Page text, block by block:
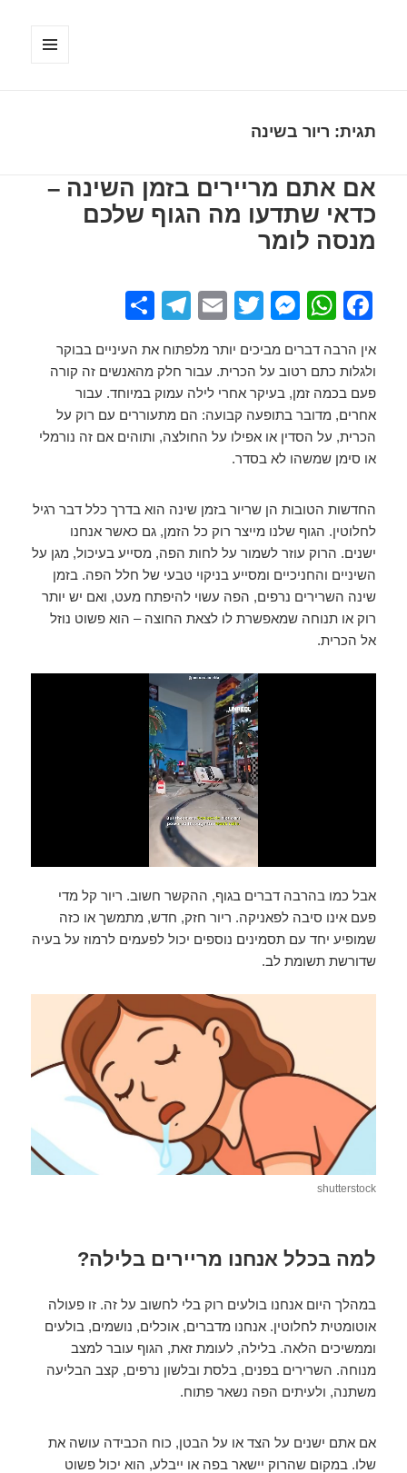
תגית: ריור בשינה
אם אתם מריירים בזמן השינה –
כדאי שתדעו מה הגוף שלכם
מנסה לומר
F
c
e
b
o
k
W
at
s
A
p
M
ss
e
n
g
T
tt
er
E
ail
T
e
gr
a
m
ar
e
אין הרבה דברים מביכים יותר מלפתוח את העיניים בבוקר
ולגלות כתם רטוב על הכרית. עבור חלק מהאנשים זה קורה
פעם בכמה זמן, בעיקר אחרי לילה עמוק במיוחד. עבור
אחרים, מדובר בתופעה קבועה: הם מתעוררים עם רוק על
הכרית, על הסדין או אפילו על החולצה, ותוהים אם זה נורמלי
או סימן שמשהו לא בסדר.
החדשות הטובות הן שריור בזמן שינה הוא בדרך כלל דבר רגיל
לחלוטין. הגוף שלנו מייצר רוק כל הזמן, גם כאשר אנחנו
ישנים. הרוק עוזר לשמור על לחות הפה, מסייע בעיכול, מגן על
השיניים והחניכיים ומסייע בניקוי טבעי של חלל הפה. בזמן
שינה השרירים נרפים, הפה עשוי להיפתח מעט, ואם יש יותר
רוק או תנוחה שמאפשרת לו לצאת החוצה – הוא פשוט נוזל
אל הכרית.
אבל כמו בהרבה דברים בגוף, ההקשר חשוב. ריור קל מדי
פעם אינו סיבה לפאניקה. ריור חזק, חדש, מתמשך או כזה
שמופיע יחד עם תסמינים נוספים יכול לפעמים לרמוז על בעיה
שדורשת תשומת לב.
shutterstock
למה בכלל אנחנו מריירים בלילה?
במהלך היום אנחנו בולעים רוק בלי לחשוב על זה. זו פעולה
אוטומטית לחלוטין. אנחנו מדברים, אוכלים, נושמים, בולעים
וממשיכים הלאה. בלילה, לעומת זאת, הגוף עובר למצב
מנוחה. השרירים בפנים, בלסת ובלשון נרפים, קצב הבליעה
משתנה, ולעיתים הפה נשאר פתוח.
אם אתם ישנים על הצד או על הבטן, כוח הכבידה עושה את
שלו. במקום שהרוק יישאר בפה או ייבלע, הוא יכול פשוט